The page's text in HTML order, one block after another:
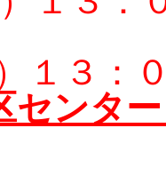
１３：
センタ